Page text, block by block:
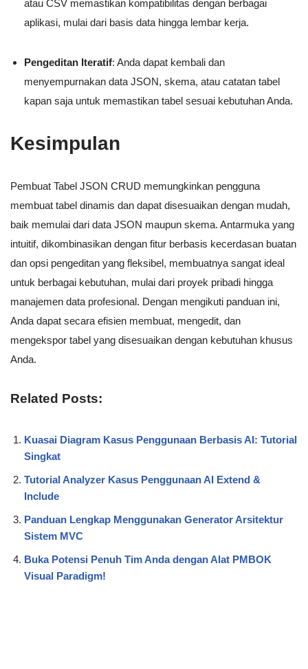
atau CSV memastikan kompatibilitas dengan berbagai
aplikasi, mulai dari basis data hingga lembar kerja.
Pengeditan Iteratif: Anda dapat kembali dan
menyempurnakan data JSON, skema, atau catatan tabel
kapan saja untuk memastikan tabel sesuai kebutuhan Anda.
Kesimpulan
Pembuat Tabel JSON CRUD memungkinkan pengguna
membuat tabel dinamis dan dapat disesuaikan dengan mudah,
baik memulai dari data JSON maupun skema. Antarmuka yang
intuitif, dikombinasikan dengan fitur berbasis kecerdasan buatan
dan opsi pengeditan yang fleksibel, membuatnya sangat ideal
untuk berbagai kebutuhan, mulai dari proyek pribadi hingga
manajemen data profesional. Dengan mengikuti panduan ini,
Anda dapat secara efisien membuat, mengedit, dan
mengekspor tabel yang disesuaikan dengan kebutuhan khusus
Anda.
Related Posts:
Kuasai Diagram Kasus Penggunaan Berbasis AI: Tutorial
Singkat
Tutorial Analyzer Kasus Penggunaan AI Extend &
Include
Panduan Lengkap Menggunakan Generator Arsitektur
Sistem MVC
Buka Potensi Penuh Tim Anda dengan Alat PMBOK
Visual Paradigm!